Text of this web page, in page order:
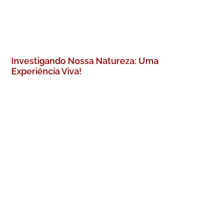
Investigando Nossa Natureza: Uma
Experiência Viva!